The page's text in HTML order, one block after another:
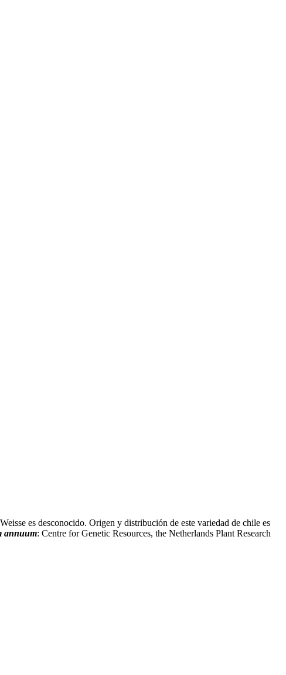
es desconocido. Origen y distribución de este variedad de chile es
annuum: Centre for Genetic Resources, the Netherlands Plant Research